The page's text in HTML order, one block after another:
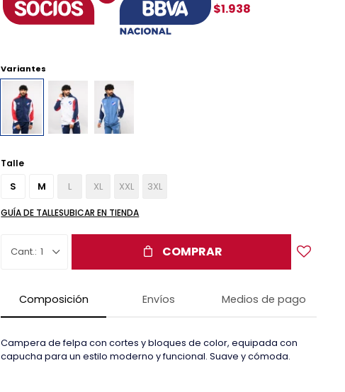
$1.938
Variantes
Talle
S M L XL XXL 3XL
GUÍA DE TALLESUBICAR EN TIENDA
1 COMPRAR
Composición Envíos Medios de pago
Campera de felpa con cortes y bloques de color, equipada con
capucha para un estilo moderno y funcional. Suave y cómoda.